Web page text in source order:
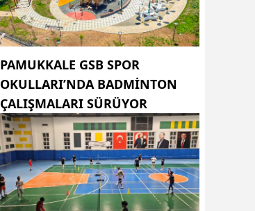
PAMUKKALE GSB SPOR
OKULLARI’NDA BADMINTON
ÇALIŞMALARI SÜRÜYOR